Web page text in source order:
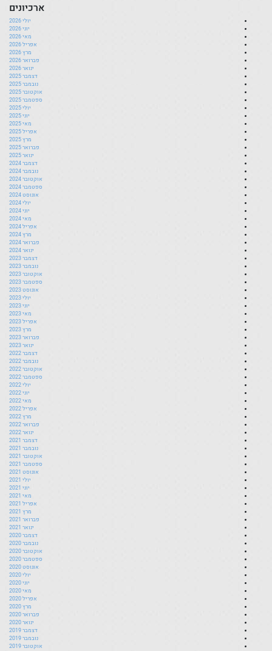
ארכיונים
יולי 2026
יוני 2026
מאי 2026
אפריל 2026
מרץ 2026
פברואר 2026
ינואר 2026
דצמבר 2025
נובמבר 2025
אוקטובר 2025
ספטמבר 2025
יולי 2025
יוני 2025
מאי 2025
אפריל 2025
מרץ 2025
פברואר 2025
ינואר 2025
דצמבר 2024
נובמבר 2024
אוקטובר 2024
ספטמבר 2024
אוגוסט 2024
יולי 2024
יוני 2024
מאי 2024
אפריל 2024
מרץ 2024
פברואר 2024
ינואר 2024
דצמבר 2023
נובמבר 2023
אוקטובר 2023
ספטמבר 2023
אוגוסט 2023
יולי 2023
יוני 2023
מאי 2023
אפריל 2023
מרץ 2023
פברואר 2023
ינואר 2023
דצמבר 2022
נובמבר 2022
אוקטובר 2022
ספטמבר 2022
יולי 2022
יוני 2022
מאי 2022
אפריל 2022
מרץ 2022
פברואר 2022
ינואר 2022
דצמבר 2021
נובמבר 2021
אוקטובר 2021
ספטמבר 2021
אוגוסט 2021
יולי 2021
יוני 2021
מאי 2021
אפריל 2021
מרץ 2021
פברואר 2021
ינואר 2021
דצמבר 2020
נובמבר 2020
אוקטובר 2020
ספטמבר 2020
אוגוסט 2020
יולי 2020
יוני 2020
מאי 2020
אפריל 2020
מרץ 2020
פברואר 2020
ינואר 2020
דצמבר 2019
נובמבר 2019
אוקטובר 2019